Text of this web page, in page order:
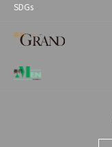
SDGs